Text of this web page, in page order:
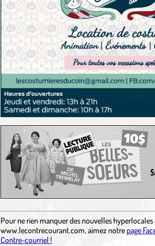
Pour ne rien manquer des nouvelles hyperlocales
www.lecontrecourant.com,aimez notre page
Contre-courriel !